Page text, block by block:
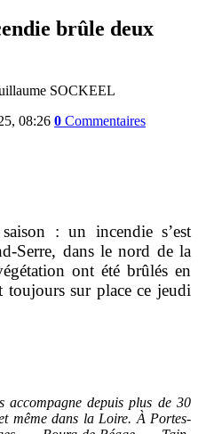
brûle deux
SOCKEEL
08:26 0 Commentaires
saison : un incendie s’est
Serre, dans le nord de la
ont été brûlés en
toujours sur place ce jeudi
accompagne depuis plus de 30
même dans la Loire. À Portes-